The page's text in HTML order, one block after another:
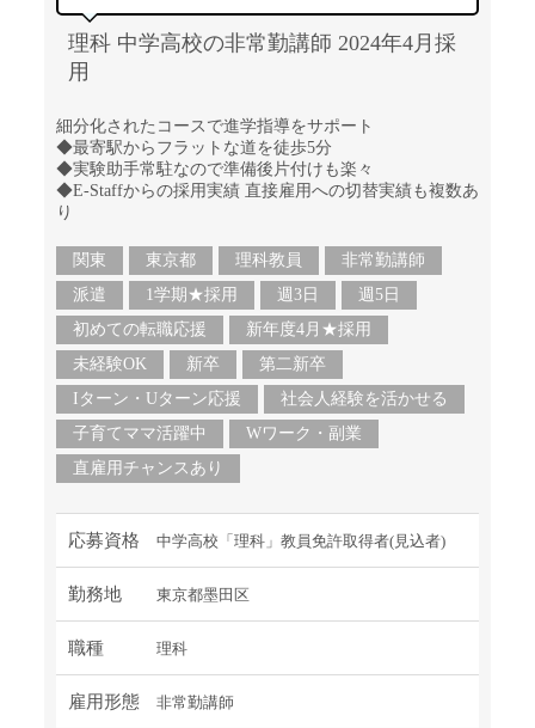
理科 中学高校の非常勤講師 2024年4月採
用
細分化されたコースで進学指導をサポート
◆最寄駅からフラットな道を徒歩5分
◆実験助手常駐なので準備後片付けも楽々
◆E-Staffからの採用実績 直接雇用への切替実績も複数あ
り
関東 東京都 理科教員
非常勤講師
派遣
1学期★採用 週3日
週5日
初めての転職応援
新年度4月★採用
未経験OK
新卒
第二新卒
Iターン・Uターン応援
社会人経験を活かせる
子育てママ活躍中
Wワーク・副業
直雇用チャンスあり
応募資格 中学高校「理科」教員免許取得者(見込者)
勤務地 東京都墨田区
職種 理科
雇用形態 非常勤講師